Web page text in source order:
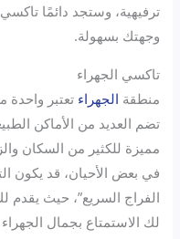
ترفيهية، وستجد دائمًا
وجهتك بسهولة.
تاكسي الجهراء
منطقة الجهراء تعتبر واحدة
تضم العديد من الأماكن
مميزة للكثير من السكان
في بعض الأحيان، قد يكون
الفراج السريع”، حيث يقدم
لك الاستمتاع بجمال